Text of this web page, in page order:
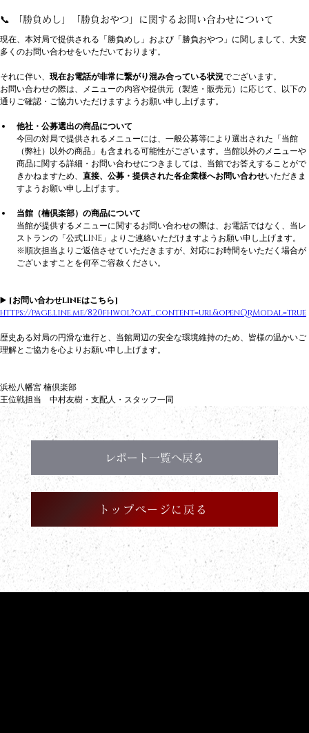
トップページに戻る
レポート一覧へ戻る
📞 「勝負めし」「勝負おやつ」に関するお問い合わせについて
現在、本対局で提供される「勝負めし」および「勝負おやつ」に関しまして、大変
多くのお問い合わせをいただいております。
それに伴い、 現在お電話が非常に繋がり混み合っている状況でございます。
お問い合わせの際は、メニューの内容や提供元（製造・販売元）に応じて、以下の
通りご確認・ご協力いただけますようお願い申し上げます。
他社・公募選出の商品について
今回の対局で提供されるメニューには、一般公募等により選出された「当館
（弊社）以外の商品」も含まれる可能性がございます。当館以外のメニューや
商品に関する詳細・お問い合わせにつきましては、当館でお答えすることがで
きかねますため、 直接、公募・提供された各企業様へお問い合わせいただきま
すようお願い申し上げます。
当館（楠倶楽部）の商品について
当館が提供するメニューに関するお問い合わせの際は、お電話ではなく、当レ
ストランの「公式LINE」よりご連絡いただけますようお願い申し上げます。
※順次担当よりご返信させていただきますが、対応にお時間をいただく場合が
ございますことを何卒ご容赦ください。
▶️ [お問い合わせLINEはこちら]
https://page.line.me/820fhwol?oat_content=url&openQrModal=true
歴史ある対局の円滑な進行と、当館周辺の安全な環境維持のため、皆様の温かいご
理解とご協力を心よりお願い申し上げます。
浜松八幡宮 楠倶楽部
王位戦担当　中村友樹・支配人・スタッフ一同